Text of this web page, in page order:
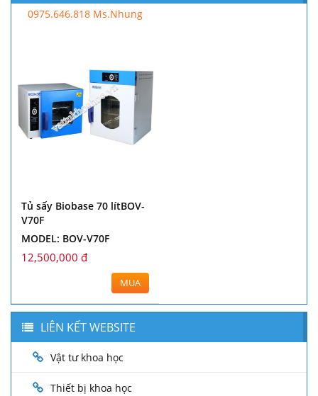
0975.646.818 Ms.Nhung
Tủ sấy Biobase 70 lítBOV-
V70F
MODEL: BOV-V70F
12,500,000 đ
MUA
LIÊN KẾT WEBSITE
Vật tư khoa học
Thiết bị khoa học